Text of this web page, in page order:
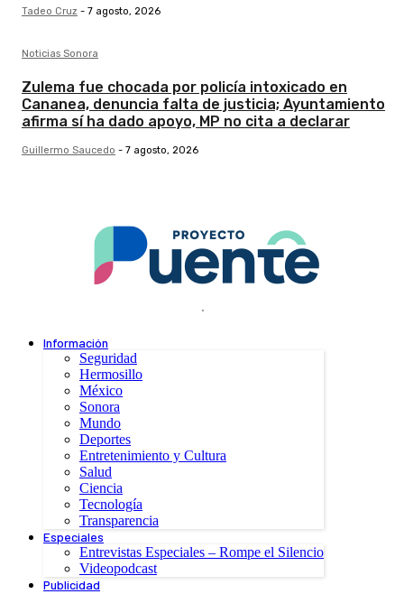
Tadeo Cruz - 7 agosto, 2026
Noticias Sonora
Zulema fue chocada por policía intoxicado en
Cananea, denuncia falta de justicia; Ayuntamiento
afirma sí ha dado apoyo, MP no cita a declarar
Guillermo Saucedo - 7 agosto, 2026
.
Información
Seguridad
Hermosillo
México
Sonora
Mundo
Deportes
Entretenimiento y Cultura
Salud
Ciencia
Tecnología
Transparencia
Especiales
Entrevistas Especiales – Rompe el Silencio
Videopodcast
Publicidad